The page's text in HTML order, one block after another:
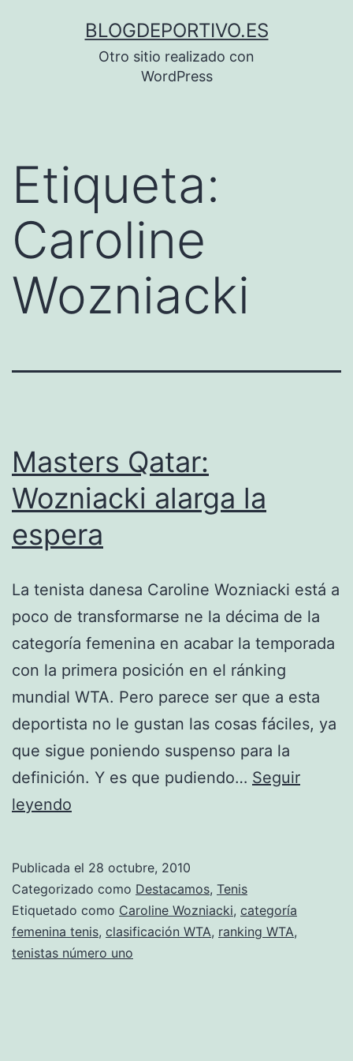
BLOGDEPORTIVO.ES
Otro sitio realizado con
WordPress
Etiqueta:
Caroline
Wozniacki
Masters Qatar:
Wozniacki alarga la
espera
La tenista danesa Caroline Wozniacki está a
poco de transformarse ne la décima de la
categoría femenina en acabar la temporada
con la primera posición en el ránking
mundial WTA. Pero parece ser que a esta
deportista no le gustan las cosas fáciles, ya
que sigue poniendo suspenso para la
definición. Y es que pudiendo… Seguir
leyendo
alarga
la
espera
Publicada el 28 octubre, 2010
Categorizado como Destacamos, Tenis
Etiquetado como Caroline Wozniacki, categoría
femenina tenis, clasificación WTA, ranking WTA,
tenistas número uno